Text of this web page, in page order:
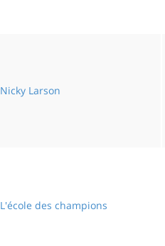
Nicky Larson
L'école des champions